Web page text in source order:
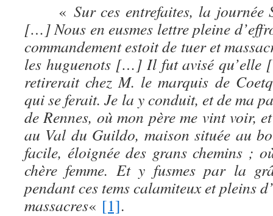
« Sur ces entrefaites, la journée
[…] Nous en eusmes lettre pleine
commandement estoit de tuer et
les huguenots […] Il fut avisé qu’elle
retirerait chez M. le marquis de
qui se ferait. Je la y conduit, et de ma
de Rennes, où mon père me vint voir,
au Val du Guildo, maison située au
facile, éloignée des grans chemins ;
chère femme. Et y fusmes par la
pendant ces tems calamiteux et pleins
massacres« [1].